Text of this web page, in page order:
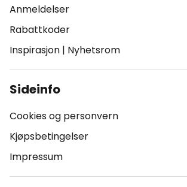
Anmeldelser
Rabattkoder
Inspirasjon | Nyhetsrom
Sideinfo
Cookies og personvern
Kjøpsbetingelser
Impressum